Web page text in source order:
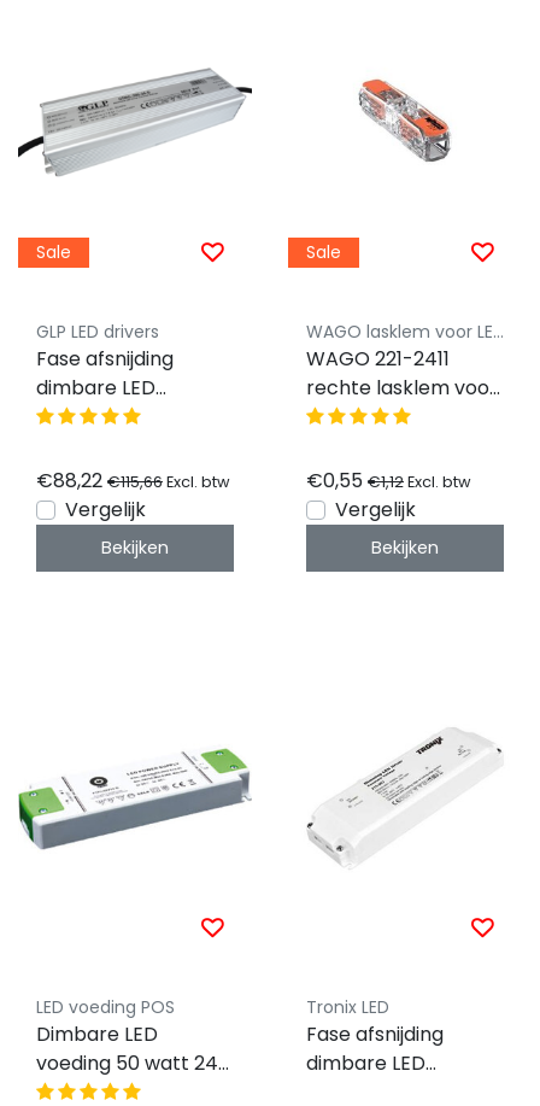
Sale
GLP LED drivers
Fase afsnijding
dimbare LED
voeding 200 watt 24
IP67 GTMC-200-24-
D
€88,22 €115,66Excl. btw
Vergelijk
Bekijken
Sale
WAGO lasklem voor LED verlichting
WAGO 221-2411
rechte lasklem voor
2 LED strips 2 -
WAGO
€0,55 €1,12Excl. btw
Vergelijk
Bekijken
LED voeding POS
Dimbare LED
voeding 50 watt 24
volt 2,1 ampere -
Tronix LED
Fase afsnijding
dimbare LED